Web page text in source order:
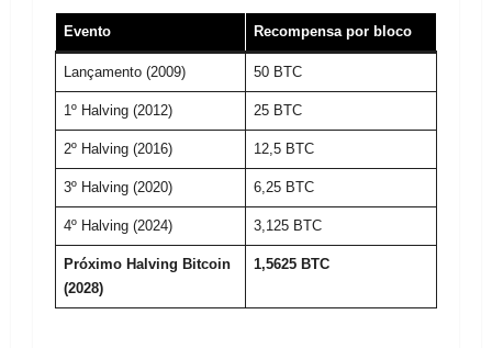
Evento Recompensa por bloco
Lançamento (2009) 50 BTC
1º Halving (2012) 25 BTC
2º Halving (2016) 12,5 BTC
3º Halving (2020) 6,25 BTC
4º Halving (2024) 3,125 BTC
Próximo Halving Bitcoin
(2028)
1,5625 BTC